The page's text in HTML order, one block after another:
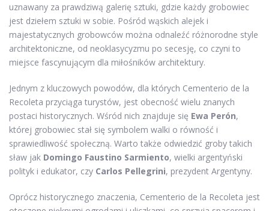
uznawany za prawdziwą galerię sztuki, gdzie każdy grobowiec
jest dziełem sztuki w sobie. Pośród wąskich alejek i
majestatycznych grobowców można odnaleźć różnorodne style
architektoniczne, od neoklasycyzmu po secesję, co czyni to
miejsce fascynującym dla miłośników architektury.
Jednym z kluczowych powodów, dla których Cementerio de la
Recoleta przyciąga turystów, jest obecność wielu znanych
postaci historycznych. Wśród nich znajduje się Ewa Perón,
której grobowiec stał się symbolem walki o równość i
sprawiedliwość społeczną. Warto także odwiedzić groby takich
sław jak Domingo Faustino Sarmiento, wielki argentyński
polityk i edukator, czy Carlos Pellegrini, prezydent Argentyny.
Oprócz historycznego znaczenia, Cementerio de la Recoleta jest